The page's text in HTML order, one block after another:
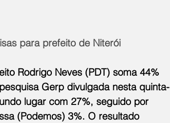
para prefeito de Niterói
Rodrigo Neves (PDT) soma 44%
Gerp divulgada nesta quinta-
lugar com 27%, seguido por
(Podemos) 3%. O resultado